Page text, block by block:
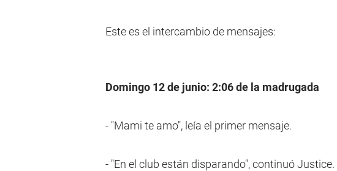
Este es el intercambio de mensajes:
Domingo 12 de junio: 2:06 de la madrugada
- "Mami te amo", leía el primer mensaje.
- "En el club están disparando", continuó Justice.